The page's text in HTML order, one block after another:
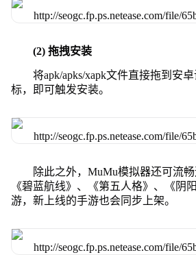
(2) 拖拽安装
将apk/apks/xapk文件直接拖到安
标，即可触发安装。
除此之外，MuMu模拟器还可流畅
《碧蓝航线》、《第五人格》、《阴
游，新上线的手游也会同步上架。